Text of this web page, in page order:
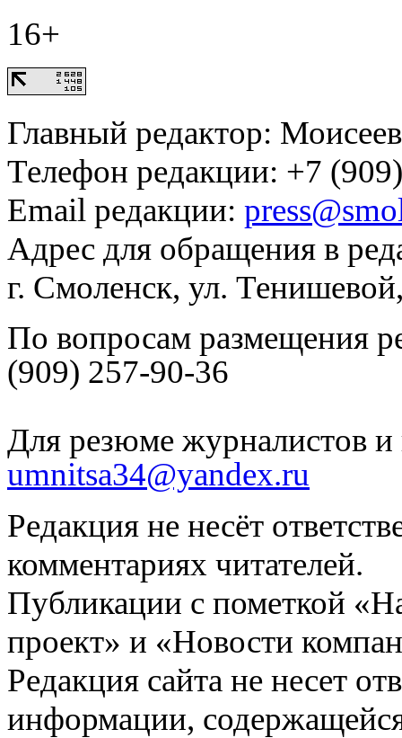
16+
Главный редактор:
Телефон редакции: +7
Email редакции:
Адрес для обращения в
г. Смоленск, ул.
По вопросам размещения
(909) 257-90-36
Для резюме журналистов и
umnitsa34@yandex.ru
Редакция не несёт
комментариях читателей.
Публикации с пометкой
проект» и «Новости
Редакция сайта не несет
информации,